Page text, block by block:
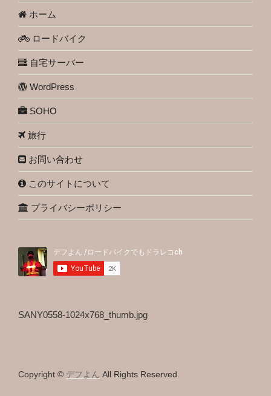
ホーム
ロードバイク
自宅サーバー
WordPress
SOHO
旅行
お問い合わせ
このサイトについて
プライバシーポリシー
SANY0558-1024x768_thumb.jpg
Copyright © デフよん All Rights Reserved.